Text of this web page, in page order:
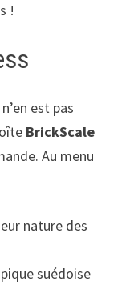
!
est pas
BrickScale
Au menu
nature des
suédoise